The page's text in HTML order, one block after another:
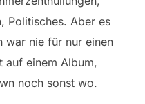
Politisches. Aber es
war nie für nur einen
auf einem Album,
noch sonst wo.